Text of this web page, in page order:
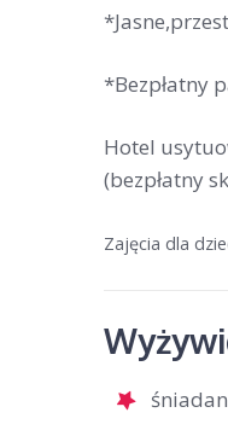
*Bezpłatny
Hotel
(bezpłatny
Zajęcia dla